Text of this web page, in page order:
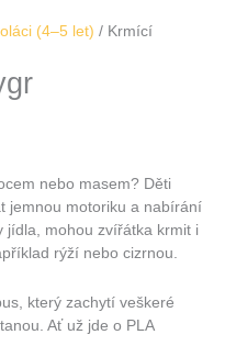
(4–5 let) / Krmící
nebo masem? Děti
jemnou motoriku a nabírání
jídla, mohou zvířátka krmit i
rýží nebo cizrnou.
který zachytí veškeré
Ať už jde o PLA